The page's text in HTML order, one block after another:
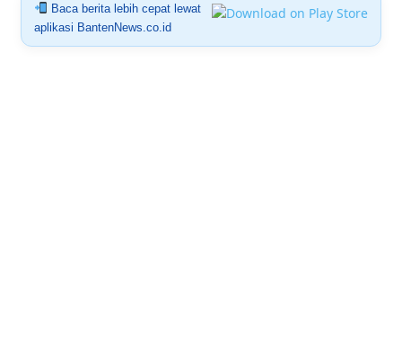
Baca berita lebih cepat lewat
aplikasi BantenNews.co.id